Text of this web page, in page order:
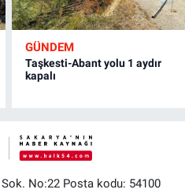
GÜNDEM
Taşkesti-Abant yolu 1 aydır
kapalı
No:22 Posta kodu: 54100